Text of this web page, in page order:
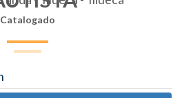
Catalogado